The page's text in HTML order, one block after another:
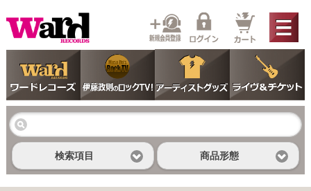
検索項目 商品形態